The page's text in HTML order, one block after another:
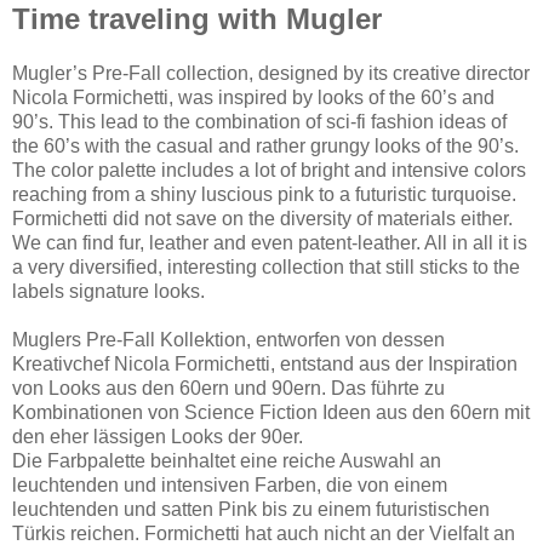
Time traveling with Mugler
Mugler’s Pre-Fall collection, designed by its creative director
Nicola Formichetti, was inspired by looks of the 60’s and
90’s. This lead to the combination of sci-fi fashion ideas of
the 60’s with the casual and rather grungy looks of the 90’s.
The color palette includes a lot of bright and intensive colors
reaching from a shiny luscious pink to a futuristic turquoise.
Formichetti did not save on the diversity of materials either.
We can find fur, leather and even patent-leather. All in all it is
a very diversified, interesting collection that still sticks to the
labels signature looks.
Muglers Pre-Fall Kollektion, entworfen von dessen
Kreativchef Nicola Formichetti, entstand aus der Inspiration
von Looks aus den 60ern und 90ern. Das führte zu
Kombinationen von Science Fiction Ideen aus den 60ern mit
den eher lässigen Looks der 90er.
Die Farbpalette beinhaltet eine reiche Auswahl an
leuchtenden und intensiven Farben, die von einem
leuchtenden und satten Pink bis zu einem futuristischen
Türkis reichen. Formichetti hat auch nicht an der Vielfalt an